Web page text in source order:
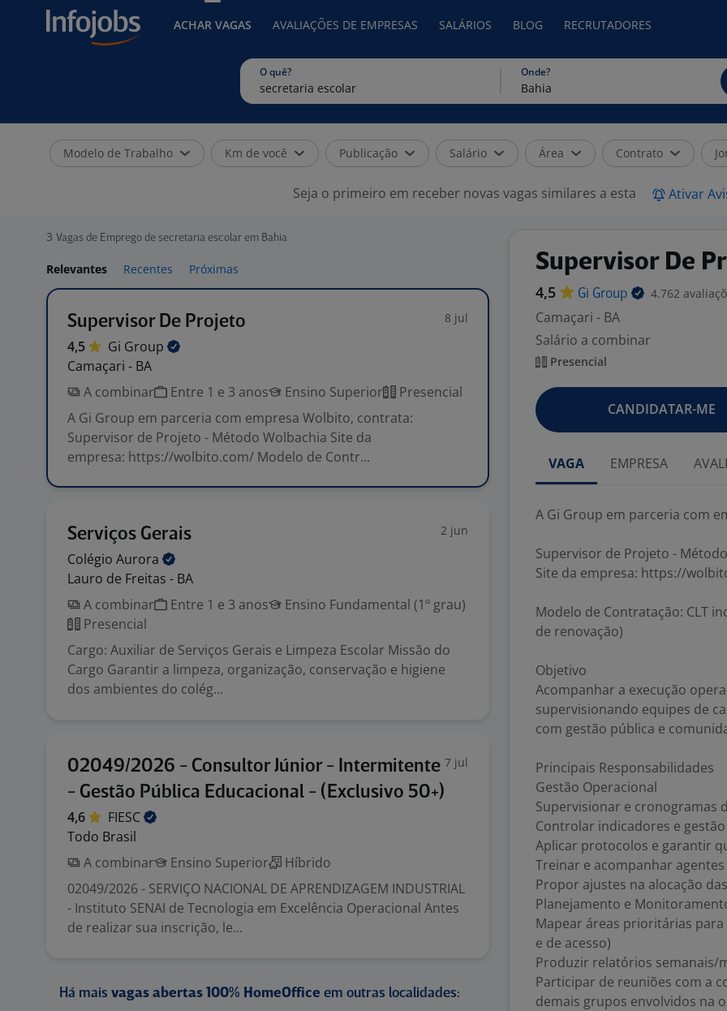
ACHAR VAGAS AVALIAÇÕES DE EMPRESAS SALÁRIOS BLOG RECRUTADORES
O quê? Onde?
Modelo de Trabalho Km de você Publicação Salário Área Contrato
Seja o primeiro em receber novas vagas similares a esta Ativar
3 Vagas de Emprego de secretaria escolar em Bahia
Relevantes Recentes Próximas
Supervisor De Projeto 8 jul
4,5 Gi Group
Camaçari - BA
A combinar
Entre 1 e 3 anos Ensino Superior
Presencial
A Gi Group em parceria com empresa Wolbito, contrata:
Supervisor de Projeto - Método Wolbachia Site da
empresa: https://wolbito.com/ Modelo de Contr...
Serviços Gerais 2 jun
Colégio Aurora
Lauro de Freitas - BA
A combinar
Entre 1 e 3 anos
Ensino Fundamental (1º grau)
Presencial
Cargo: Auxiliar de Serviços Gerais e Limpeza Escolar Missão do
Cargo Garantir a limpeza, organização, conservação e higiene
dos ambientes do colég...
02049/2026 - Consultor Júnior - Intermitente
- Gestão Pública Educacional - (Exclusivo 50+)
7 jul
4,6
FIESC
Todo Brasil
A combinar
Ensino Superior
Híbrido
02049/2026 - SERVIÇO NACIONAL DE APRENDIZAGEM INDUSTRIAL
- Instituto SENAI de Tecnologia em Excelência Operacional Antes
de realizar sua inscrição, le...
Há mais vagas abertas 100% HomeOffice em outras localidades:
Supervisor De
4,5 Gi Group 4.762
Camaçari - BA
Salário a combinar
Presencial
CANDIDATAR-ME
VAGA EMPRESA
A Gi Group em parceria com
Supervisor de Projeto -
Site da empresa: https://
Modelo de Contratação: CLT
de renovação)
Objetivo
Acompanhar a execução
supervisionando equipes de
com gestão pública e
Principais Responsabilidades
Gestão Operacional
Supervisionar e cronogramas
Controlar indicadores e
Aplicar protocolos e garantir
Treinar e acompanhar
Propor ajustes na alocação
Planejamento e
Mapear áreas prioritárias
e de acesso)
Produzir relatórios semanais/
Participar de reuniões com a
demais grupos envolvidos na